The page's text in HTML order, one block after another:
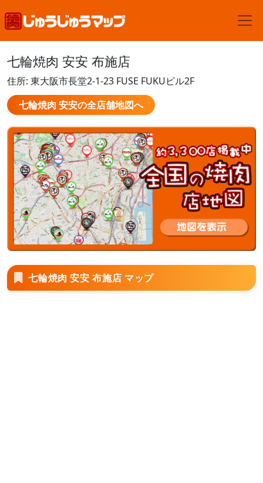
七輪焼肉 安安 布施店
住所: 東大阪市長堂2-1-23 FUSE FUKUビル2F
七輪焼肉 安安の全店舗地図へ
七輪焼肉 安安 布施店 マップ